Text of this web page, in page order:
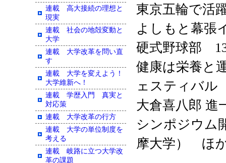
東京五輪で活
よしもと幕張
硬式野球部
健康は栄養と
ェスティバル
大倉喜八郎 進
シンポジウム
摩大学）
ほ
連載 高大接続の理想と
現実
連載 社会の地殻変動と
大学
連載 大学改革を問い直
す
連載 大学を変えよう！
大学維新へ！
連載 学歴入門 真実と
対応策
連載 大学改革の行方
連載 大学の単位制度を
考える
連載 岐路に立つ大学改
革の課題